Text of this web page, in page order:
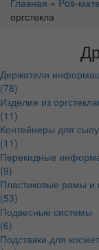
Главная » Pos-
оргстекла
Держатели
(78)
Изделия из
(11)
Контейнеры для
(11)
Перекидные
(9)
Пластиковые рамы и
(53)
Подвесные системы
(6)
Подставки для